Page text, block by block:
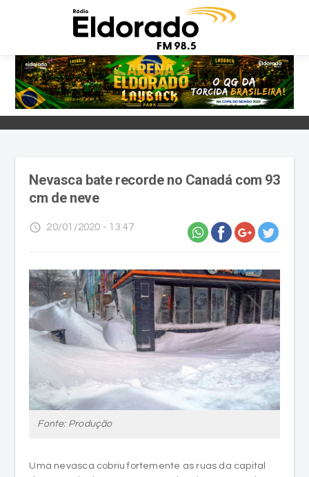
Nevasca bate recorde no Canadá com 93
cm de neve
access_time 20/01/2020 - 13:47
Fonte: Produção
Uma nevasca cobriu fortemente as ruas da capital